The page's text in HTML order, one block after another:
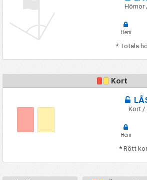
Hörnor
Hem
* Totala
Kort
Kort /
Hem
* Rött